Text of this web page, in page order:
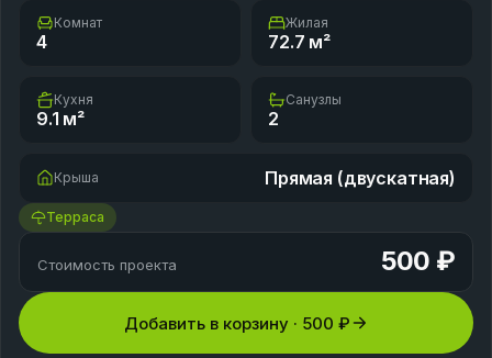
Комнат
4
Жилая
72.7 м²
Кухня
9.1 м²
Санузлы
2
Крыша Прямая (двускатная)
Терраса
Стоимость проекта 500 ₽
Добавить в корзину · 500 ₽